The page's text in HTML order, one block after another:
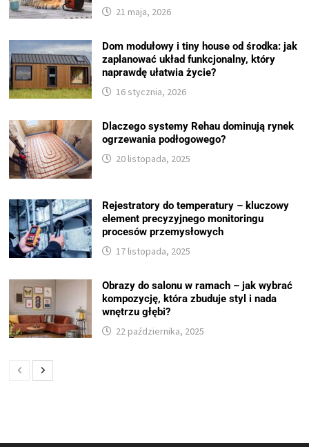
21 maja, 2026
Dom modułowy i tiny house od środka: jak
zaplanować układ funkcjonalny, który
naprawdę ułatwia życie?
16 stycznia, 2026
Dlaczego systemy Rehau dominują rynek
ogrzewania podłogowego?
20 listopada, 2025
Rejestratory do temperatury – kluczowy
element precyzyjnego monitoringu
procesów przemysłowych
17 listopada, 2025
Obrazy do salonu w ramach – jak wybrać
kompozycję, która zbuduje styl i nada
wnętrzu głębi?
22 października, 2025